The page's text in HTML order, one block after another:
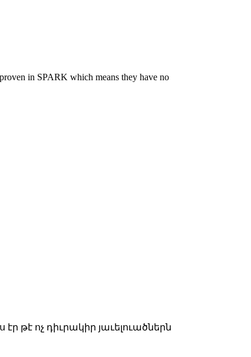
in SPARK which means they have no
թէ ոչ դիւրակիր յաւելուածներն